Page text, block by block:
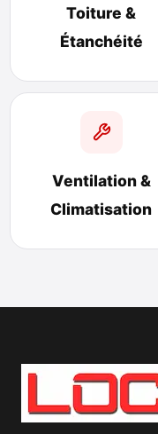
Toiture &
Étanchéité
Ventilation &
Climatisation